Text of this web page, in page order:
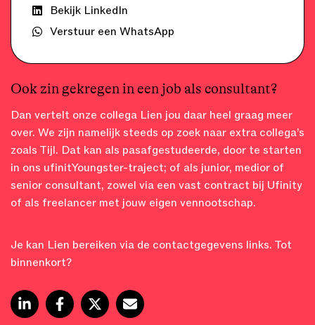
Bekijk LinkedIn
Verstuur een WhatsApp
Ook zin gekregen in een job als consultant?
Dan vertelt onze collega Lien jou daar heel graag meer
over. We zijn namelijk steeds op zoek naar extra collega’s
zoals Tijl. Dat kan als pasafgestudeerde, door te starten
in ons ufinitYoungster-traject; of als junior, medior of
senior consultant, zowel via een vast contract bij Ufinity
of als freelancer met jouw eigen vennootschap.
Je kan Lien bereiken via de contactgegevens links. Tot
binnenkort?